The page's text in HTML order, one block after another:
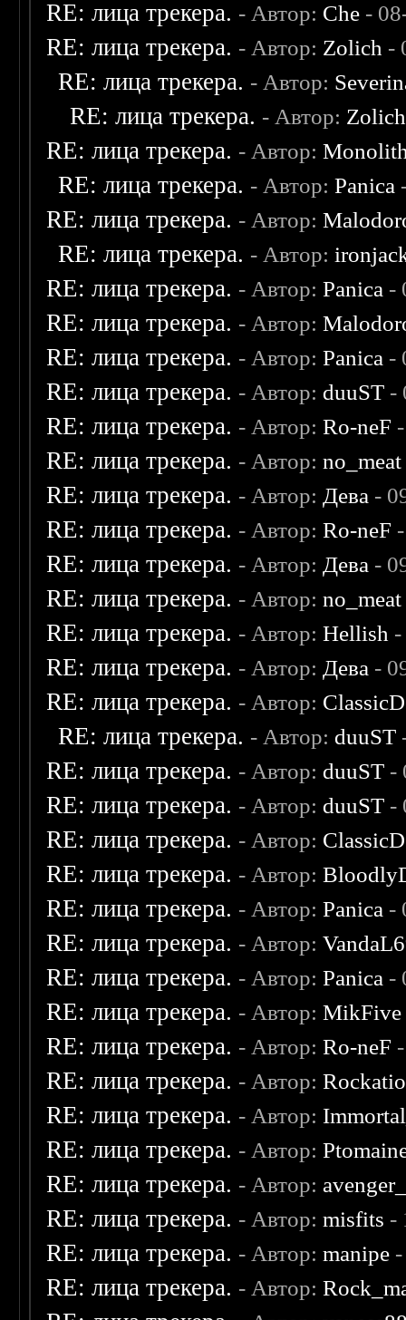
RE: лица трекера. - Автор: Che -
RE: лица трекера. - Автор: Zolich -
RE: лица трекера. - Автор:
RE: лица трекера. - Автор: Zolich
RE: лица трекера. - Автор:
RE: лица трекера. - Автор:Panica
RE: лица трекера. - Автор:
RE: лица трекера. - Автор:
RE: лица трекера. - Автор:Panica -
RE: лица трекера. - Автор:
RE: лица трекера. - Автор:Panica -
RE: лица трекера. - Автор: duuST -
RE: лица трекера. - Автор:Ro-neF
RE: лица трекера. - Автор:no_meat
RE: лица трекера. - Автор: Дева -
RE: лица трекера. - Автор:Ro-neF
RE: лица трекера. - Автор: Дева -
RE: лица трекера. - Автор:no_meat
RE: лица трекера. - Автор:Hellish
RE: лица трекера. - Автор: Дева -
RE: лица трекера. - Автор:
RE: лица трекера. - Автор: duuST
RE: лица трекера. - Автор: duuST -
RE: лица трекера. - Автор: duuST -
RE: лица трекера. - Автор:
RE: лица трекера. - Автор:
RE: лица трекера. - Автор:Panica -
RE: лица трекера. - Автор:
RE: лица трекера. - Автор:Panica -
RE: лица трекера. - Автор:MikFive
RE: лица трекера. - Автор:Ro-neF
RE: лица трекера. - Автор:
RE: лица трекера. - Автор:
RE: лица трекера. - Автор:
RE: лица трекера. - Автор:
RE: лица трекера. - Автор:misfits -
RE: лица трекера. - Автор:manipe
RE: лица трекера. - Автор: